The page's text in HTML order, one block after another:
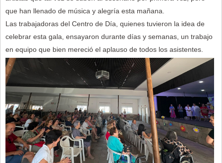
que han llenado de música y alegría esta mañana.
Las trabajadoras del Centro de Día, quienes tuvieron la idea de
celebrar esta gala, ensayaron durante días y semanas, un trabajo
en equipo que bien mereció el aplauso de todos los asistentes.